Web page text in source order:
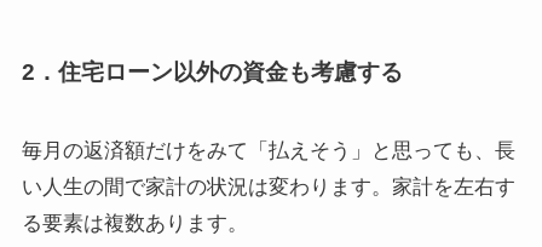
2．住宅ローン以外の資金も考慮する
毎月の返済額だけをみて「払えそう」と思っても、長
い人生の間で家計の状況は変わります。家計を左右す
る要素は複数あります。